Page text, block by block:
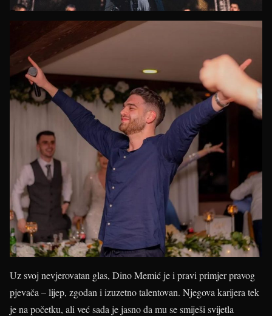
Uz svoj nevjerovatan glas, Dino Memić je i pravi primjer pravog
pjevača – lijep, zgodan i izuzetno talentovan. Njegova karijera tek
je na početku, ali već sada je jasno da mu se smiješi svijetla